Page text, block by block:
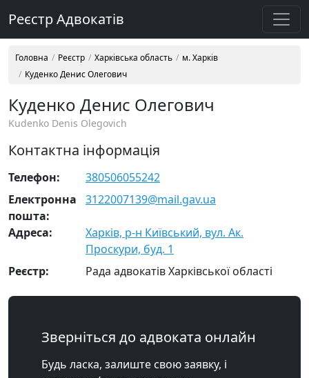
Реєстр Адвокатів
Головна Реєстр Харківська область
м. Харків
Куденко Денис Олегович
Куденко Денис Олегович
Kudenko Denis Olegovich
Контактна інформація
Телефон:
380506055242
Електронна
пошта:
3122007139@mail.gav.ua
Адреса:
Харків, р-н Київський, вул. Ак.
Проскури, буд. 1
Реєстр:
Рада адвокатів Харківської області
Зверніться до адвоката онлайн
Будь ласка, залиште свою заявку, і